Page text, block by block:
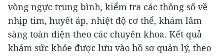
vòng ngực trung bình, kiểm tra các thông số về
nhịp tim, huyết áp, nhiệt độ cơ thể, khám lâm
sàng toàn diện theo các chuyên khoa. Kết quả
khám sức khỏe được lưu vào hồ sơ quản lý, theo